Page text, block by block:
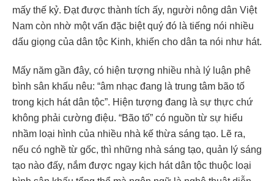
mấy thế kỷ. Đạt được thành tích ấy, người nông dân Việt
Nam còn nhờ một vấn đặc biệt quý đó là tiếng nói nhiều
dấu giọng của dân tộc Kinh, khiến cho dân ta nói như hát.
Mấy năm gần đây, có hiện tượng nhiều nhà lý luận phê
bình sân khấu nêu: “âm nhạc đang là trung tâm bão tố
trong kịch hát dân tộc”. Hiện tượng đang là sự thực chứ
không phải cường điệu. “Bão tố” có nguồn từ sự hiểu
nhầm loại hình của nhiều nhà kế thừa sáng tạo. Lẽ ra,
nếu có nghề từ gốc, thì những nhà sáng tạo, quản lý sáng
tạo nào đấy, nắm được ngay kịch hát dân tộc thuộc loại